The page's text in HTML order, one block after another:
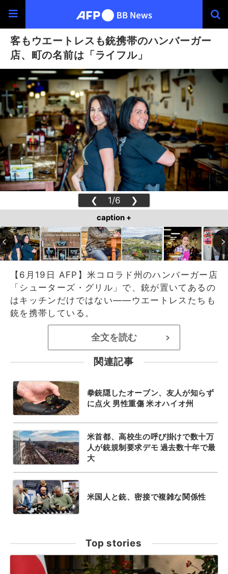
客もウエートレスも銃携帯のハンバーガー
店、町の名前は「ライフル」
❮ 1/6 ❯
caption +
【6月19日 AFP】米コロラド州のハンバーガー店
「シューターズ・グリル」で、銃が置いてあるの
はキッチンだけではない――ウエートレスたちも
銃を携帯している。
全文を読む >
関連記事
拳銃隠したオーブン、友人が知らず
に点火 男性重傷 米オハイオ州
米首都、高校生の呼び掛けで数十万
人が銃規制要求デモ 過去数十年で最
大
米国人と銃、密接で複雑な関係性
Top stories